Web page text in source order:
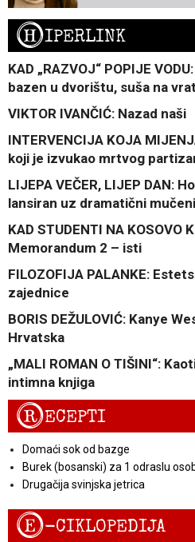
HIPERLINK
KAD „RAZVOJ“ POPIJE
bazen u dvorištu, suša na
VIKTOR IVANČIĆ: Nazad naši
INTERVENCIJA KOJA
koji je izvukao mrtvog
LIJEPA VEČER, LIJEP DAN:
lansiran uz dramatični
KAD STUDENTI NA KOSOVO
Memorandum 2 – isti
FILOZOFIJA PALANKE:
zajednice
BORIS DEŽULOVIĆ: Kanye
Hrvatska
„MALI ROMAN O TIŠINI“:
intimna knjiga
RECEPTI
Domaći sok od bazge
Burek (bosanski) za 1 odraslu
Drugačija svinjska jetrica
E-CIKLOPEDIJA